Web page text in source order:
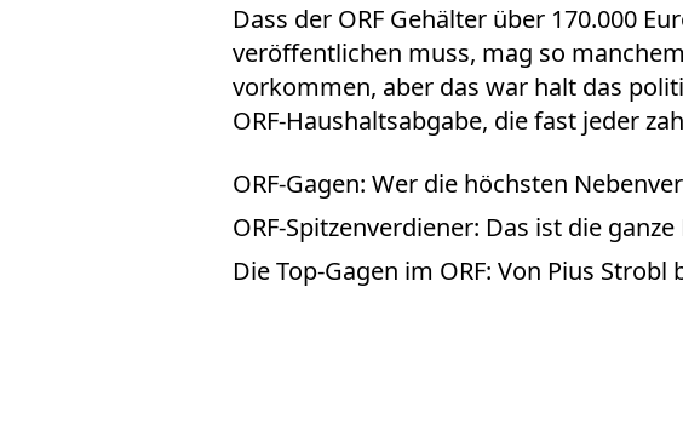
Dass der ORF Gehälter über 170.000
veröffentlichen muss, mag so
vorkommen, aber das war halt das
ORF-Haushaltsabgabe, die fast jeder
ORF-Gagen: Wer die höchsten
ORF-Spitzenverdiener: Das ist die ganze
Die Top-Gagen im ORF: Von Pius